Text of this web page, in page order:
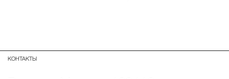
КОНТАКТЫ